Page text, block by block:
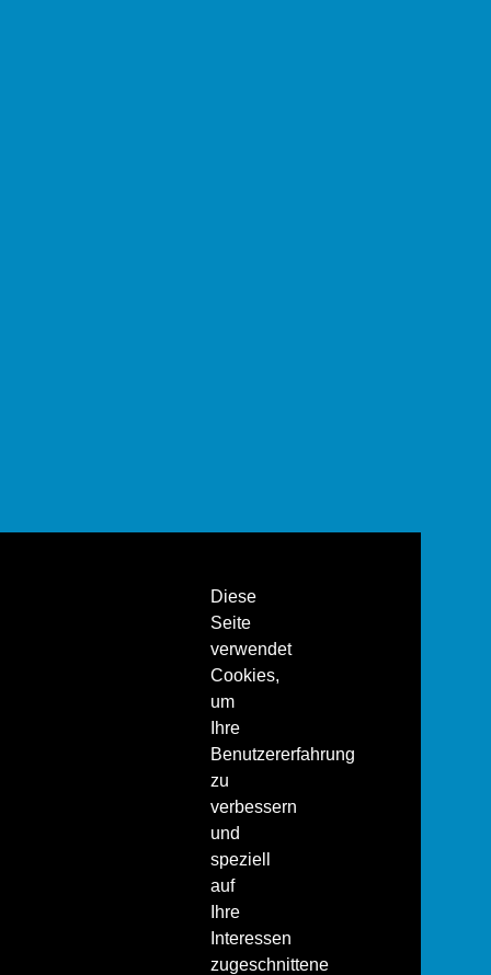
Diese
Seite
verwendet
Cookies,
um
Ihre
Benutzererfahrung
zu
verbessern
und
speziell
auf
Ihre
Interessen
zugeschnittene